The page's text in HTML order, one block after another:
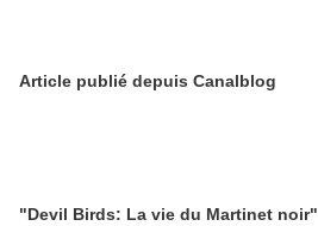
Article publié depuis Canalblog
"Devil Birds: La vie du Martinet noir"